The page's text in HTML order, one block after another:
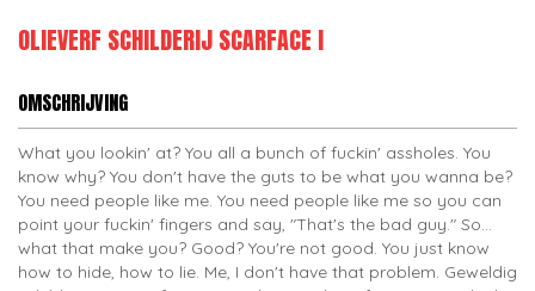
OLIEVERF SCHILDERIJ SCARFACE I
OMSCHRIJVING
What you lookin' at? You all a bunch of fuckin' assholes. You
know why? You don't have the guts to be what you wanna be?
You need people like me. You need people like me so you can
point your fuckin' fingers and say, "That's the bad guy." So...
what that make you? Good? You're not good. You just know
how to hide, how to lie. Me, I don't have that problem. Geweldig